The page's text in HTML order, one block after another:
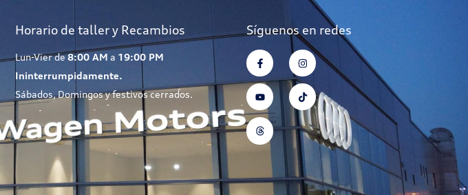
Horario de taller y Recambios
Lun-Vier de8:00 AM a 19:00 PM
Ininterrumpidamente.
Sábados, Domingos y festivos cerrados.
Síguenos en redes